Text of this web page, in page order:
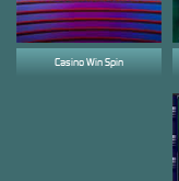
Casino Win Spin